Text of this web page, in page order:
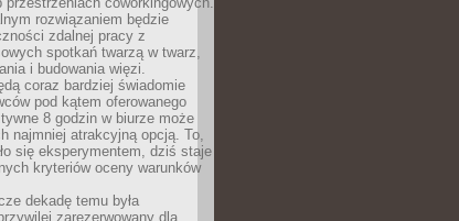
rozwiązaniem będzie
zdalnej pracy z
spotkań twarzą w twarz,
i budowania więzi.
coraz bardziej świadomie
pod kątem oferowanego
8 godzin w biurze może
najmniej atrakcyjną opcją. To,
się eksperymentem, dziś staje
kryteriów oceny warunków
dekadę temu była
zarezerwowany dla